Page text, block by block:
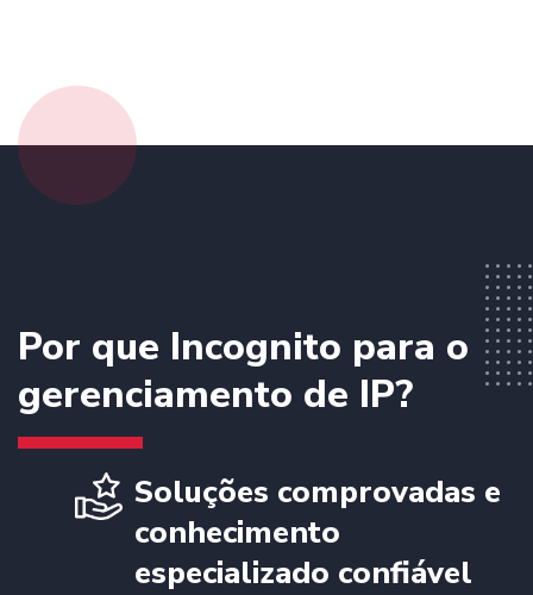
Por que Incognito para o
gerenciamento de IP?
Soluções comprovadas e
conhecimento
especializado confiável